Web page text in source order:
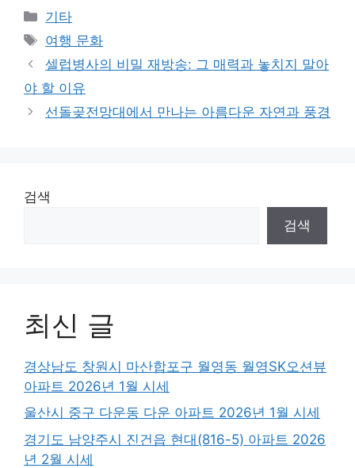
Categories
기타
Tags
여행 문화
셀럽병사의 비밀 재방송: 그 매력과 놓치지 말아
야 할 이유
선돌곶전망대에서 만나는 아름다운 자연과 풍경
검색
검색
최신 글
경상남도 창원시 마산합포구 월영동 월영SK오션뷰
아파트 2026년 1월 시세
울산시 중구 다운동 다운 아파트 2026년 1월 시세
경기도 남양주시 진건읍 현대(816-5) 아파트 2026
년 2월 시세